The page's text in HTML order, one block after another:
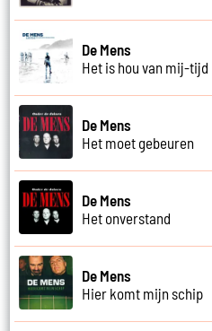
De Mens
Het is hou van mij-tijd
De Mens
Het moet gebeuren
De Mens
Het onverstand
De Mens
Hier komt mijn schip